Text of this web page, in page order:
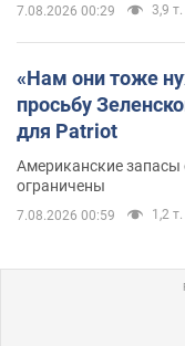
7.08.2026 00:29 3,9 т.
«Нам они тоже
просьбу
для Patriot
Американские запасы
ограничены
7.08.2026 00:59 1,2 т.